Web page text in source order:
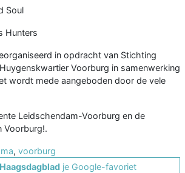
Soul
Hunters
in opdracht van Stichting
Voorburg in samenwerking
wordt mede aangeboden door de vele
Leidschendam-Voorburg en de
Voorburg!.
, voorburg
Haagsdagbladje Google-favoriet